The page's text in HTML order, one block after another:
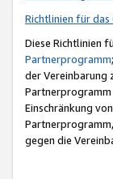
Richtlinien für
Diese Richtlinien
Partnerprogramm
der Vereinbarung
Einschränkung
gegen die